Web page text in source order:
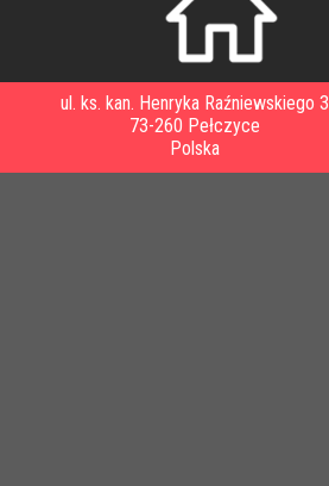
ul. ks. kan. Henryka Raźniewskiego 3
73-260 Pełczyce
Polska